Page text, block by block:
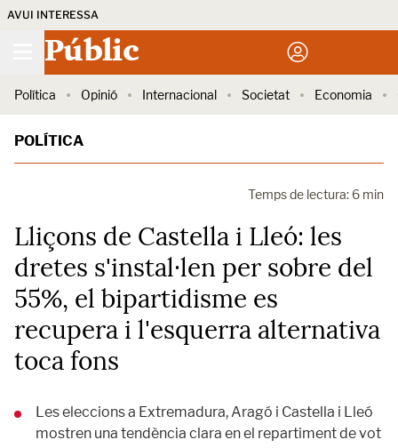
AVUI INTERESSA
Públic
Política Opinió Internacional Societat Economia
POLÍTICA
Temps de lectura: 6 min
Lliçons de Castella i Lleó: les
dretes s'instal·len per sobre del
55%, el bipartidisme es
recupera i l'esquerra alternativa
toca fons
Les eleccions a Extremadura, Aragó i Castella i Lleó
mostren una tendència clara en el repartiment de vot